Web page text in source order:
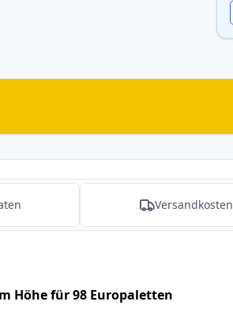
Versandkosten
Höhe für 98 Europaletten